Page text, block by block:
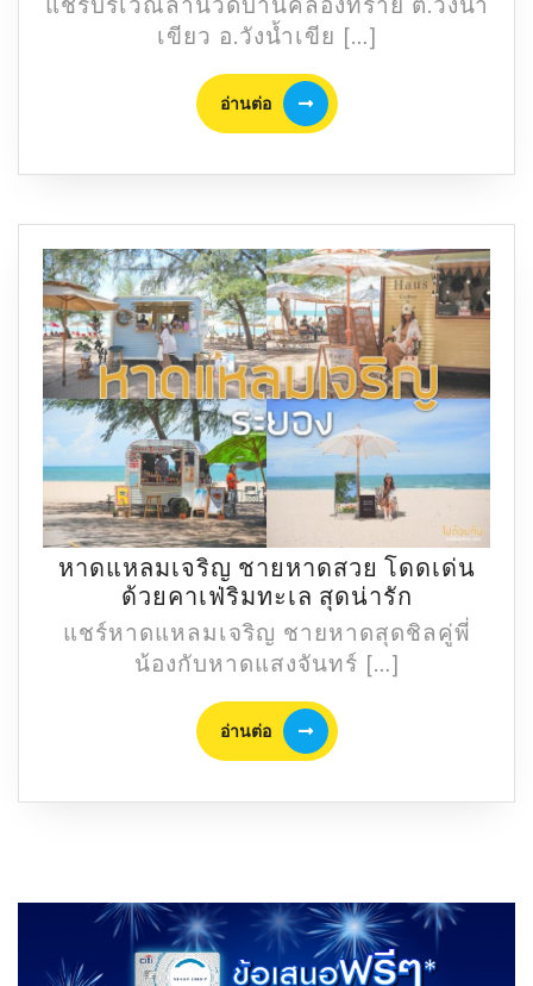
แลนด์
มาร์ค
แห่ง
ใหม่
วัง
น้ำ
เขียว อ.วังน้ำเขีย […]
อ่านต่อ
อ่าน
ต่อ
หาดแหลมเจริญ ชายหาดสวย โดดเด่น
ด้วยคาเฟ่ริมทะเล สุดน่ารัก
แหลม
เจริญ
ด้วย
สุด
น่า
รัก
แชร์หาดแหลมเจริญ ชายหาดสุดชิลคู่พี่
น้องกับหาดแสงจันทร์ […]
อ่านต่อ
อ่าน
ต่อ